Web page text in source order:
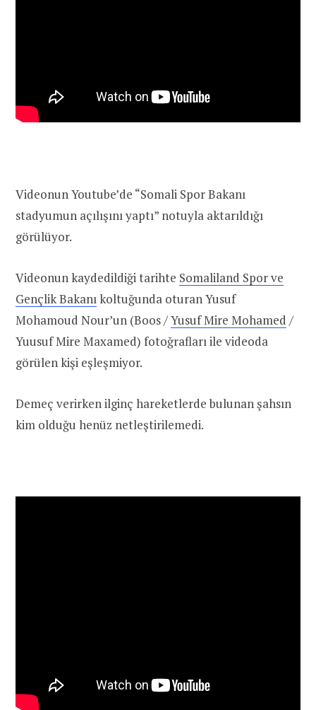
Videonun Youtube’de “Somali Spor Bakanı
stadyumun açılışını yaptı” notuyla aktarıldığı
görülüyor.
Videonun kaydedildiği tarihte Somaliland Spor ve
Gençlik Bakanıkoltuğunda oturan Yusuf
Mohamoud Nour’un (Boos /Yusuf Mire Mohamed /
Yuusuf Mire Maxamed) fotoğrafları ile videoda
görülen kişi eşleşmiyor.
Demeç verirken ilginç hareketlerde bulunan şahsın
kim olduğu henüz netleştirilemedi.